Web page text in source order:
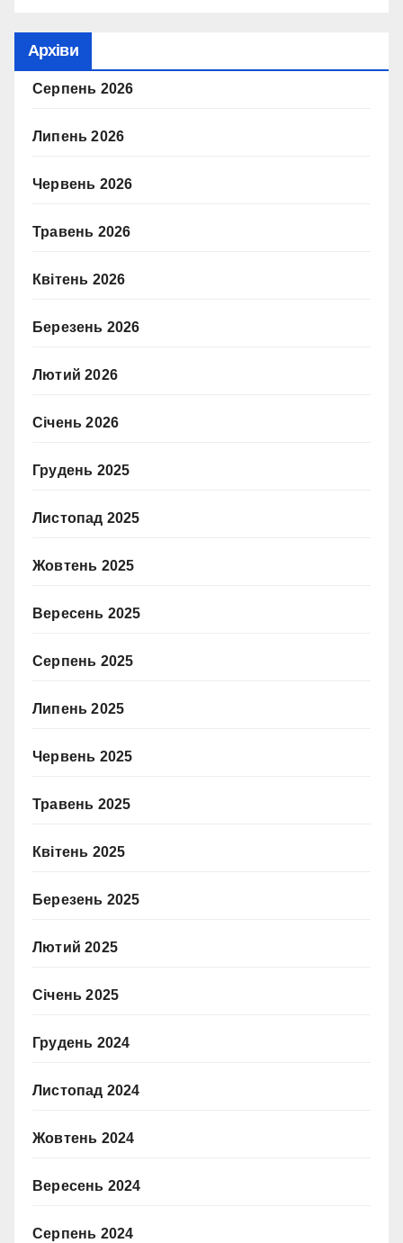
Архіви
Серпень 2026
Липень 2026
Червень 2026
Травень 2026
Квітень 2026
Березень 2026
Лютий 2026
Січень 2026
Грудень 2025
Листопад 2025
Жовтень 2025
Вересень 2025
Серпень 2025
Липень 2025
Червень 2025
Травень 2025
Квітень 2025
Березень 2025
Лютий 2025
Січень 2025
Грудень 2024
Листопад 2024
Жовтень 2024
Вересень 2024
Серпень 2024